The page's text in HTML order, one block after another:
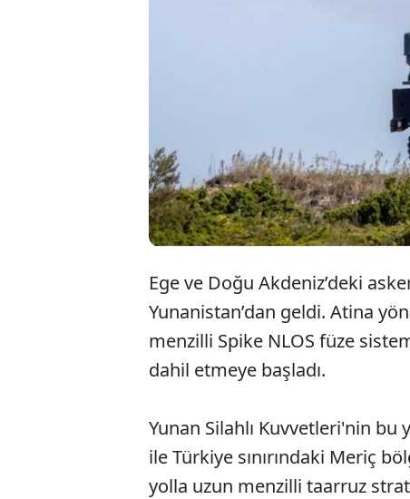
tarafı
Ege ve Doğu Akdeniz’deki
Yunanistan’dan geldi. Atina
menzilli Spike NLOS füze
dahil etmeye başladı.
Yunan Silahlı Kuvvetleri'nin bu
ile Türkiye sınırındaki Meriç
yolla uzun menzilli taarruz